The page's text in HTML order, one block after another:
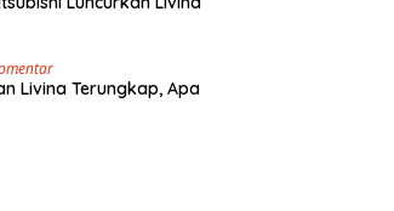
Livina Terungkap, Apa